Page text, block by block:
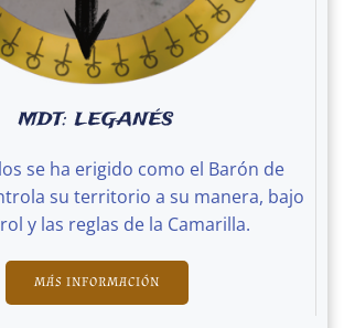
MDT: LEGANÉS
se ha erigido como el Barón de
su territorio a su manera, bajo
y las reglas de la Camarilla.
MÁS INFORMACIÓN